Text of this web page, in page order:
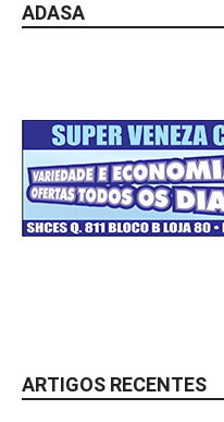
ADASA
ARTIGOS RECENTES